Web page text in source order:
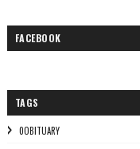
FACEBOOK
TAGS
0OBITUARY